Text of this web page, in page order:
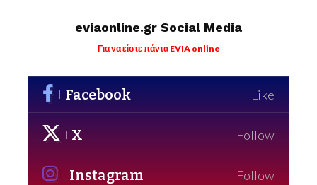
eviaonline.gr Social Media
Για να είστε πάντα EVIA online
Facebook Like
X Follow
Instagram Follow